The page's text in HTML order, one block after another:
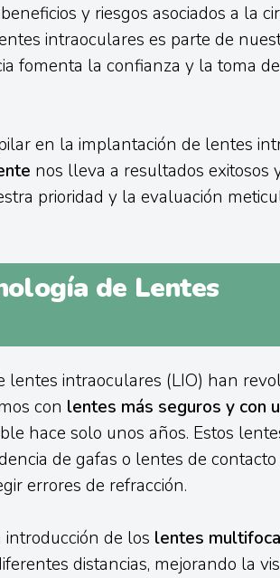
y riesgos asociados a la
intraoculares es parte de
fomenta la confianza y la toma
en la implantación de lentes
nos lleva a resultados exitosos
prioridad y la evaluación
de Lentes
lentes intraoculares (LIO) han
con lentes más seguros y con
hace solo unos años. Estos
de gafas o lentes de
errores de refracción.
de los lentes
distancias, mejorando la